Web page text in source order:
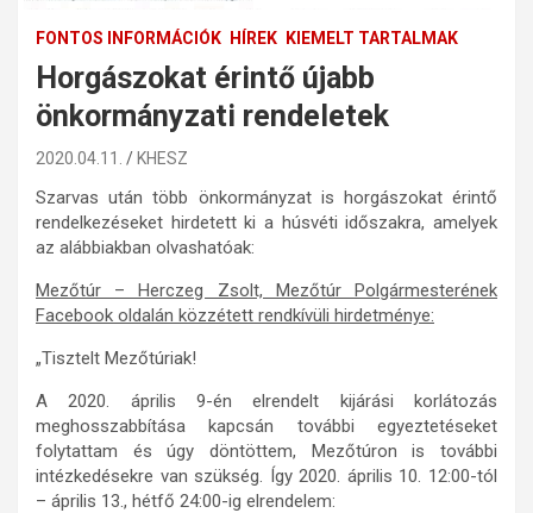
FONTOS INFORMÁCIÓK HÍREK KIEMELT TARTALMAK
Horgászokat érintő újabb
önkormányzati rendeletek
2020.04.11. KHESZ
Szarvas után több önkormányzat is horgászokat érintő
rendelkezéseket hirdetett ki a húsvéti időszakra, amelyek
az alábbiakban olvashatóak:
Mezőtúr – Herczeg Zsolt, Mezőtúr Polgármesterének
Facebook oldalán közzétett rendkívüli hirdetménye:
„Tisztelt Mezőtúriak!
A 2020. április 9-én elrendelt kijárási korlátozás
meghosszabbítása kapcsán további egyeztetéseket
folytattam és úgy döntöttem, Mezőtúron is további
intézkedésekre van szükség. Így 2020. április 10. 12:00-tól
– április 13., hétfő 24:00-ig elrendelem: